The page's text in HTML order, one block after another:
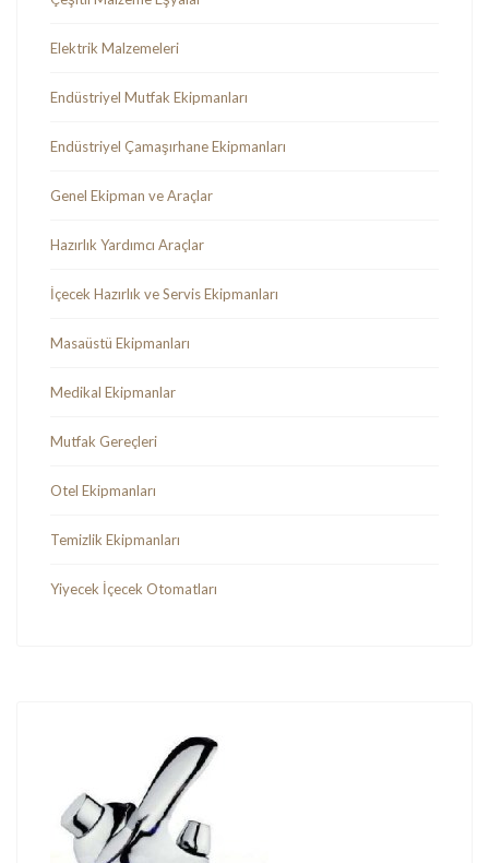
Elektrik Malzemeleri
Endüstriyel Mutfak Ekipmanları
Endüstriyel Çamaşırhane Ekipmanları
Genel Ekipman ve Araçlar
Hazırlık Yardımcı Araçlar
İçecek Hazırlık ve Servis Ekipmanları
Masaüstü Ekipmanları
Medikal Ekipmanlar
Mutfak Gereçleri
Otel Ekipmanları
Temizlik Ekipmanları
Yiyecek İçecek Otomatları